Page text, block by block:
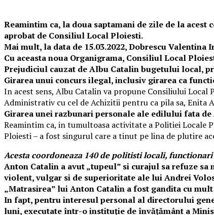
Reamintim ca, la doua saptamani de zile de la
aprobat de Consiliul Local Ploiesti.
Mai mult, la data de 15.03.2022, Dobrescu
Cu aceasta noua Organigrama, Consiliul Local
Prejudiciul cauzat de Albu Catalin bugetului local,
Girarea unui concurs ilegal, inclusiv girarea ca
In acest sens, Albu Catalin va propune Consiliului
Administrativ cu cel de Achizitii pentru ca pila sa, Enita
Girarea unei razbunari personale ale edilului fata
Reamintim ca, in tumultoasa activitate a Politiei Locale
Ploiesti – a fost singurul care a tinut pe lina de plutire
Acesta coordoneaza 140 de politisti locali,
Anton Catalin a avut „tupeul” si curajul sa refuze
violent, vulgar si de superioritate ale lui Andrei
„Matrasirea” lui Anton Catalin a fost gandita cu
In fapt, pentru interesul personal al directorului
luni, executate într-o instituție de învățământ a